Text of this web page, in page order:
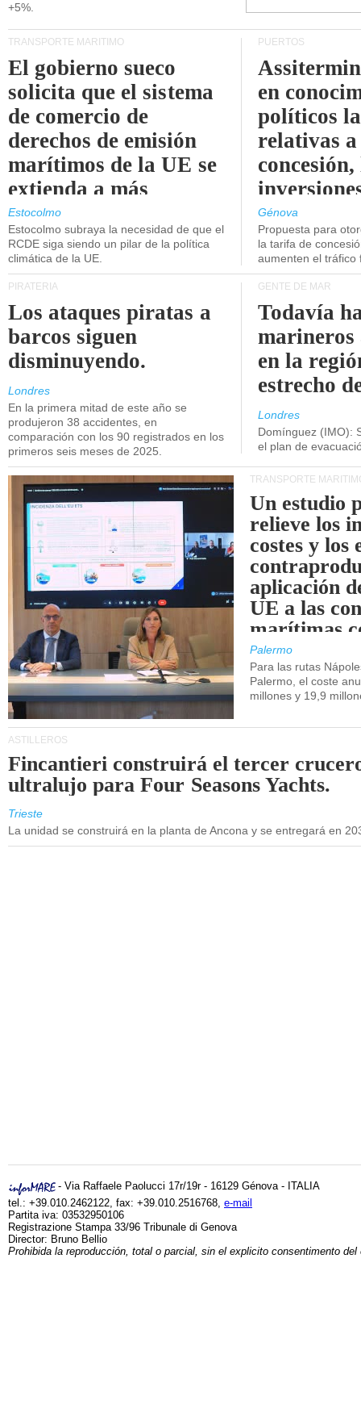
+5%.
TRANSPORTE MARÍTIMO
El gobierno sueco
solicita que el sistema
de comercio de
derechos de emisión
marítimos de la UE se
extienda a más
buques.
Estocolmo
Estocolmo subraya la necesidad de que el
RCDE siga siendo un pilar de la política
climática de la UE.
PUERTOS
en
políticos
relativas a
concesión,
Génova
Propuesta para
la tarifa de
aumenten el tráfico
PIRATERÍA
Los ataques piratas a
barcos siguen
disminuyendo.
Londres
En la primera mitad de este año se
produjeron 38 accidentes, en
comparación con los 90 registrados en los
primeros seis meses de 2025.
GENTE DE MAR
Todavía
marineros
en la
estrecho
Londres
Domínguez (IMO):
el plan de
TRANSPORTE
Un estudio
relieve los
costes y los
aplicación
UE a las
marítimas
de Sicilia.
Palermo
Para las rutas
Palermo, el coste
millones y 19,9
ASTILLEROS
Fincantieri construirá el tercer
ultralujo para Four Seasons Yachts.
Trieste
La unidad se construirá en la planta de Ancona y se entregará en
- Via Raffaele Paolucci 17r/19r - 16129 Génova - ITALIA
tel.: +39.010.2462122, fax: +39.010.2516768, e-mail
Partita iva: 03532950106
Registrazione Stampa 33/96 Tribunale di Genova
Director: Bruno Bellio
Prohibida la reproducción, total o parcial, sin el explicito consentimento del